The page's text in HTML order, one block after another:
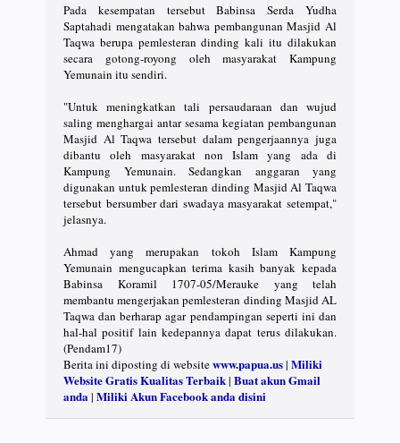
Pada kesempatan tersebut Babinsa Serda Yudha
Saptahadi mengatakan bahwa pembangunan Masjid Al
Taqwa berupa pemlesteran dinding kali itu dilakukan
secara gotong-royong oleh masyarakat Kampung
Yemunain itu sendiri.
"Untuk meningkatkan tali persaudaraan dan wujud
saling menghargai antar sesama kegiatan pembangunan
Masjid Al Taqwa tersebut dalam pengerjaannya juga
dibantu oleh masyarakat non Islam yang ada di
Kampung Yemunain. Sedangkan anggaran yang
digunakan untuk pemlesteran dinding Masjid Al Taqwa
tersebut bersumber dari swadaya masyarakat setempat,"
jelasnya.
Ahmad yang merupakan tokoh Islam Kampung
Yemunain mengucapkan terima kasih banyak kepada
Babinsa Koramil 1707-05/Merauke yang telah
membantu mengerjakan pemlesteran dinding Masjid AL
Taqwa dan berharap agar pendampingan seperti ini dan
hal-hal positif lain kedepannya dapat terus dilakukan.
(Pendam17)
Berita ini diposting di websitewww.papua.us| Miliki
Website Gratis Kualitas Terbaik| Buat akun Gmail
anda| Miliki Akun Facebook anda disini